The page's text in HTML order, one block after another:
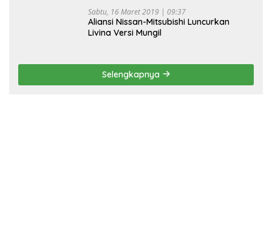
Sabtu, 16 Maret 2019 | 09:37
Aliansi Nissan-Mitsubishi Luncurkan
Livina Versi Mungil
Selengkapnya